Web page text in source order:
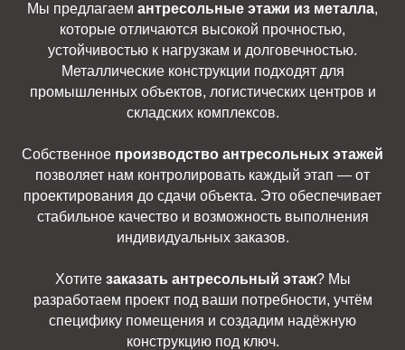
Мы предлагаем антресольные этажи из металла,
которые отличаются высокой прочностью,
устойчивостью к нагрузкам и долговечностью.
Металлические конструкции подходят для
промышленных объектов, логистических центров и
складских комплексов.
Собственное производство антресольных этажей
позволяет нам контролировать каждый этап — от
проектирования до сдачи объекта. Это обеспечивает
стабильное качество и возможность выполнения
индивидуальных заказов.
Хотите заказать антресольный этаж? Мы
разработаем проект под ваши потребности, учтём
специфику помещения и создадим надёжную
конструкцию под ключ.